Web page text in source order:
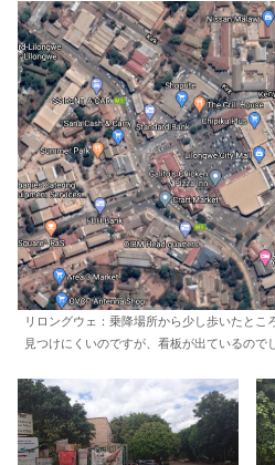
リロングウェ：乗降場所から少し歩いたとこ
見つけにくいのですが、看板が出ているので